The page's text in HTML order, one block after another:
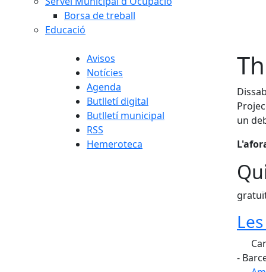
Borsa de treball
Educació
Avisos
Notícies
Agenda
Butlletí digital
Butlletí municipal
RSS
Hemeroteca
un
-